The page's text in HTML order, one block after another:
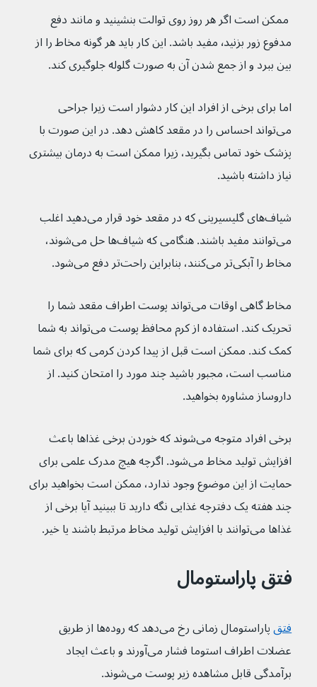
ممکن است اگر هر روز روی توالت بنشینید و مانند دفع
مدفوع زور بزنید٬ مفید باشد. این کار باید هر گونه مخاط را از
بین ببرد و از جمع شدن آن به صورت گلوله جلوگیری کند.
اما برای برخی از افراد این کار دشوار است زیرا جراحی
می‌تواند احساس را در مقعد کاهش دهد. در این صورت با
پزشک خود تماس بگیرید، زیرا ممکن است به درمان بیشتری
نیاز داشته باشید.
شیاف‌های گلیسیرینی که در مقعد خود قرار می‌دهید اغلب
می‌توانند مفید باشند. هنگامی که شیاف‌ها حل می‌شوند،
مخاط را آبکی‌تر می‌کنند، بنابراین راحت‌تر دفع می‌شود.
مخاط گاهی اوقات می‌تواند پوست اطراف مقعد شما را
تحریک کند. استفاده از کرم محافظ پوست می‌تواند به شما
کمک کند. ممکن است قبل از پیدا کردن کرمی که برای شما
مناسب است، مجبور باشید چند مورد را امتحان کنید. از
داروساز مشاوره بخواهید.
برخی افراد متوجه می‌شوند که خوردن برخی غذاها باعث
افزایش تولید مخاط می‌شود. اگرچه هیچ مدرک علمی برای
حمایت از این موضوع وجود ندارد، ممکن است بخواهید برای
چند هفته یک دفترچه غذایی نگه دارید تا ببینید آیا برخی از
غذاها می‌توانند با افزایش تولید مخاط مرتبط باشند یا خیر.
فتق پاراستومال
فتق
پاراستومال زمانی رخ می‌دهد که روده‌ها از طریق
عضلات اطراف استوما فشار می‌آورند و باعث ایجاد
برآمدگی قابل‌ مشاهده زیر پوست می‌شوند.